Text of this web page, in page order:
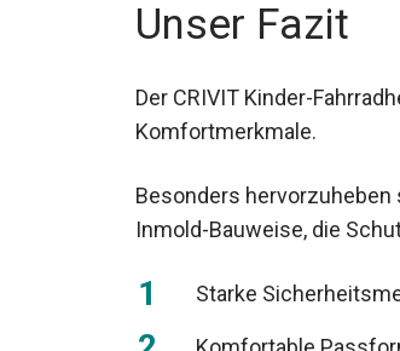
Unser Fazit
Der CRIVIT Kinder-
Komfortmerkmale.
Besonders
Inmold-Bauweise, die
Starke